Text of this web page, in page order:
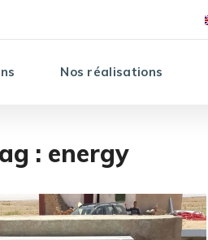
Nos réalisations
: energy